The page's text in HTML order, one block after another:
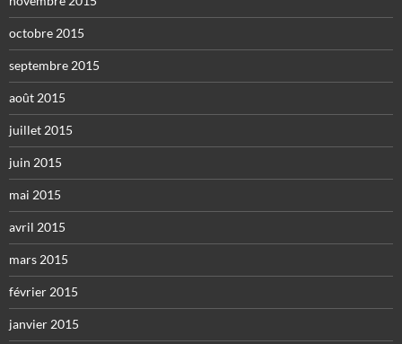
octobre 2015
septembre 2015
août 2015
juillet 2015
juin 2015
mai 2015
avril 2015
mars 2015
février 2015
janvier 2015